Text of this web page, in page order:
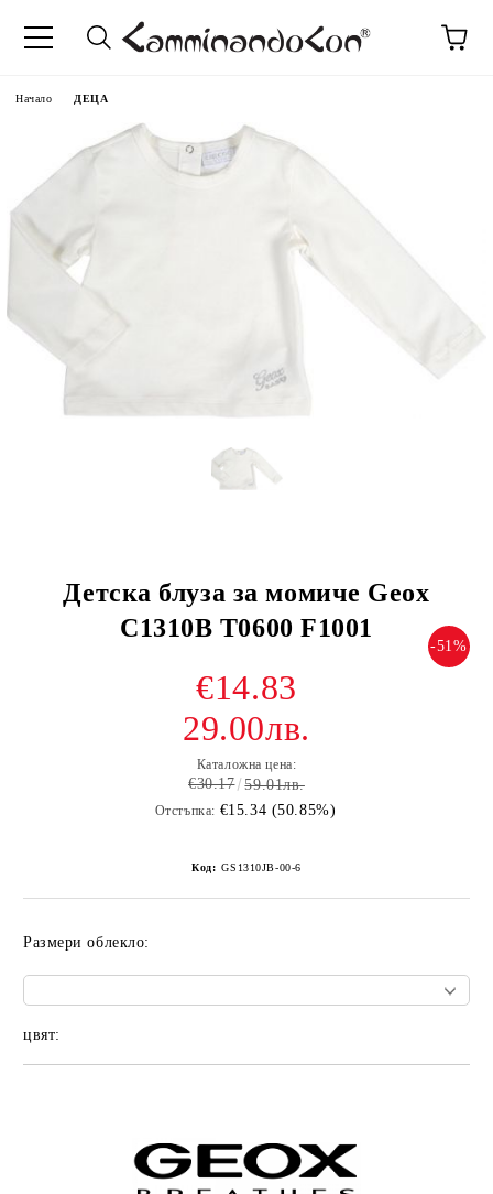
Начало ДЕЦА
Детска блуза за момиче Geox
C1310B T0600 F1001
-51%
€14.83
29.00лв.
Каталожна цена:
€30.17 59.01лв.
Отстъпка: €15.34 (50.85%)
Код: GS1310JB-00-6
Размери облекло:
цвят: